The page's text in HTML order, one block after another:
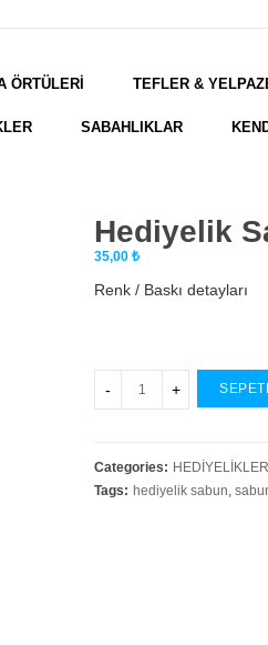
ÖRTÜLERİ TEFLER &
SABAHLIKLAR
Hediyelik
35,00 ₺
Renk / Baskı detayları
Categories: HEDİYELİKLER
Tags: hediyelik sabun,